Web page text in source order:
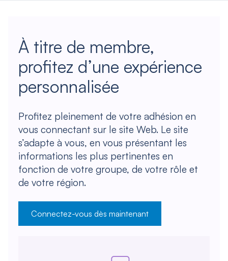
À titre de membre,
profitez d’une expérience
personnalisée
Profitez pleinement de votre adhésion en
vous connectant sur le site Web. Le site
s’adapte à vous, en vous présentant les
informations les plus pertinentes en
fonction de votre groupe, de votre rôle et
de votre région.
Connectez-vous dès maintenant